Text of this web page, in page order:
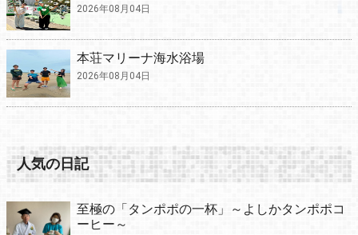
2026年08月04日
本荘マリーナ海水浴場
2026年08月04日
人気の日記
至極の「タンポポの一杯」～よしかタンポポコ
ーヒー～